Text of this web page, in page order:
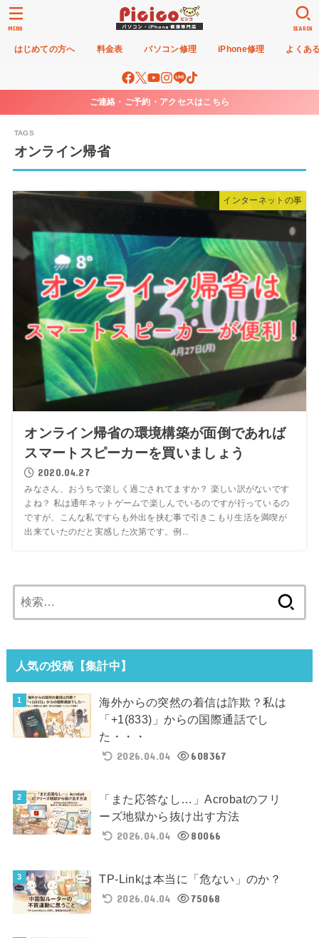
はじめての方へ 料金表 パソコン修理 iPhone修理 よくあ
SEARCH
MENU
ご連絡・ご予約・アクセスはこちら
オンライン帰省
インターネットの事
オンライン帰省の環境構築が面倒であれば
スマートスピーカーを買いましょう
2020.04.27
みなさん、おうちで楽しく過ごされてますか？ 楽しい訳がないです
よね？ 私は通年ネットゲームで楽しんでいるのですが行っているの
ですが、こんな私ですらも外出を挟む事で引きこもり生活を満喫が
出来ていたのだと実感した次第です。例...
索:
人気の投稿【集計中】
海外からの突然の着信は詐欺？私は
「+1(833)」からの国際通話でし
た・・・
2026.04.04
608367
「また応答なし…」Acrobatのフリ
ーズ地獄から抜け出す方法
2026.04.04
80066
TP-Linkは本当に「危ない」のか？
2026.04.04
75068